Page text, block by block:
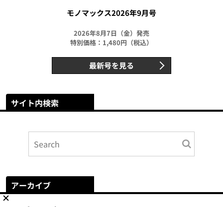
モノマックス2026年9月号
2026年8月7日（金）発売
特別価格：1,480円（税込）
最新号を見る
サイト内検索
アーカイブ